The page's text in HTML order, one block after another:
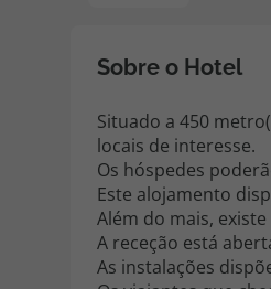
Sobre o Hotel
Situado a 450
locais de interesse.
Os hóspedes
Este alojamento
Além do mais,
A receção está
As instalações